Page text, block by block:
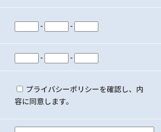
- -
- -
プライバシーポリシーを確認し、内
容に同意します。